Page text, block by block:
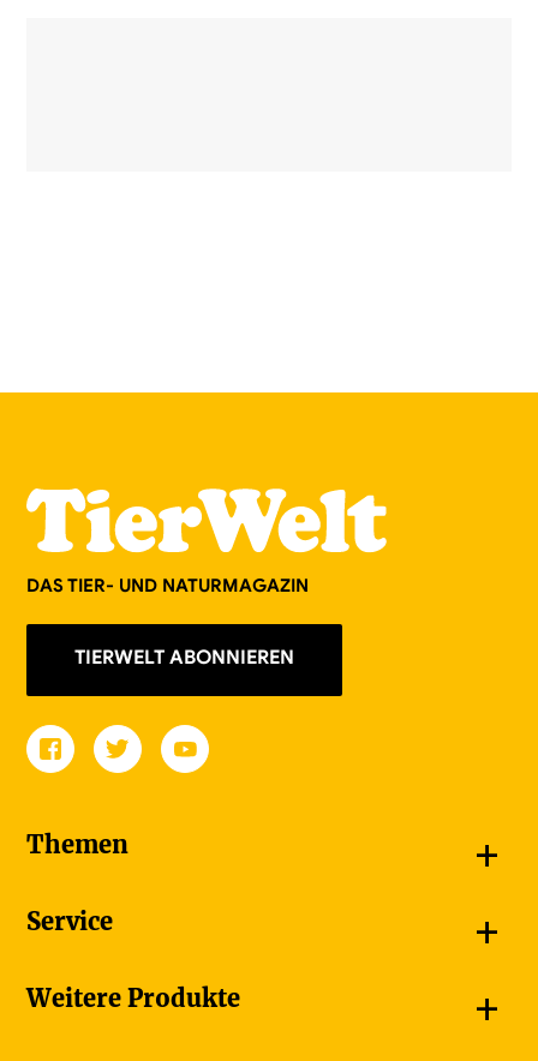
DAS TIER- UND NATURMAGAZIN
TIERWELT ABONNIEREN
Themen +
Goldener Schmetterling
Unsere Videos
Service +
Adressänderung melden
Weitere Produkte +